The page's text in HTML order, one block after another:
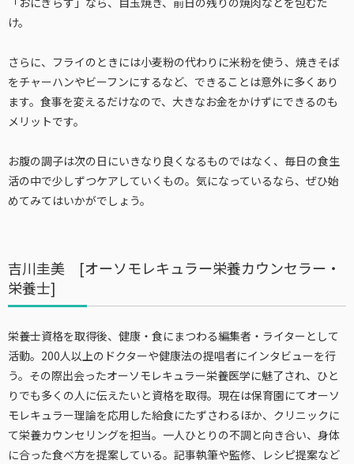
け。
さらに、フライのときには小麦粉の代わりに米粉を使う、焼きそば
をチャーハンやビーフンにするなど、できることは意外に多くあり
ます。食事を変えるだけなので、大きなお金をかけずにできるのも
メリットです。
お腹の調子は次の日にいきなり良くなるものではなく、毎日の食生
活の中で少しずつケアしていくもの。気になっているなら、ぜひ始
めてみてはいかがでしょう。
吉川圭美 [オーソモレキュラー栄養カウンセラー・
栄養士]
栄養士資格を取得後、健康・食にまつわる編集者・ライターとして
活動。200人以上のドクターや健康法の提唱者にインタビューを行
う。その際出会ったオーソモレキュラー栄養医学に魅了され、ひと
りでも多くの人に伝えたいと資格を取得。現在は保育園にてオーソ
モレキュラー理論を応用した給食にたずさわるほか、クリニックに
て栄養カウンセリングを担当。一人ひとりの不調と向き合い、身体
に合った食べ方を提案している。記事執筆や監修、レシピ提案など